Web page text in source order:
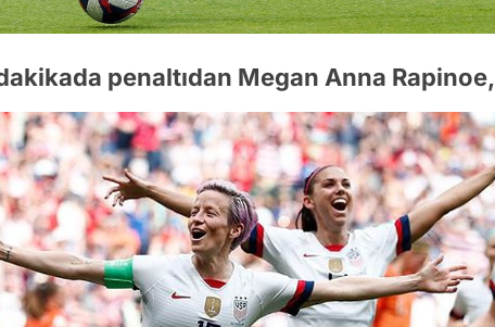
penaltıdan Megan Anna Rapinoe,